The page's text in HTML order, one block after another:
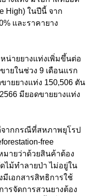
High) ในปีนี้ จาก
และราคายาง
น่ายยางแท่งเพิ่มขึ้นต่อ
ายในช่วง 9 เดือนแรก
ายยางแท่ง 150,506 ตัน
มียอดขายยางแท่ง
จากกรณีที่สหภาพยุโรป
free
มายว่าด้วยสินค้าต้อง
ไม้ทำลายป่า ไม่อยู่ใน
เอกสารสิทธิการใช้
รจัดการสวนยางต้อง